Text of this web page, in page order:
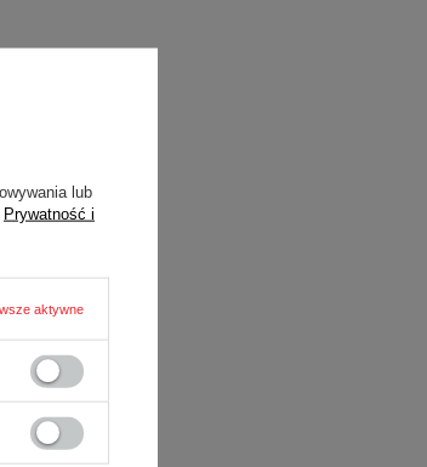
lub
Prywatność i
aktywne